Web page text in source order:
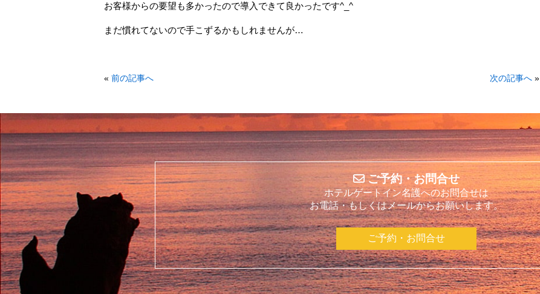
お客様からの要望も多かったので導入できて良かったです^_^
まだ慣れてないので手こずるかもしれませんが…
« 前の記事へ 次の記事へ »
ご予約・お問合せ
ホテルゲートイン名護へのお問合せは
お電話・もしくはメールからお願いします。
ご予約・お問合せ